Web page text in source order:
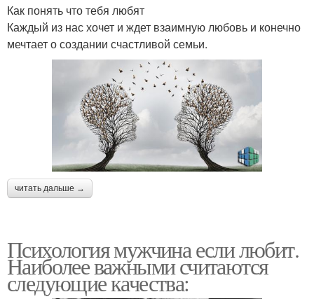
Как понять что тебя любят
Каждый из нас хочет и ждет взаимную любовь и конечно
мечтает о создании счастливой семьи.
читать дальше →
Психология мужчина если любит.
Наиболее важными считаются
следующие качества: